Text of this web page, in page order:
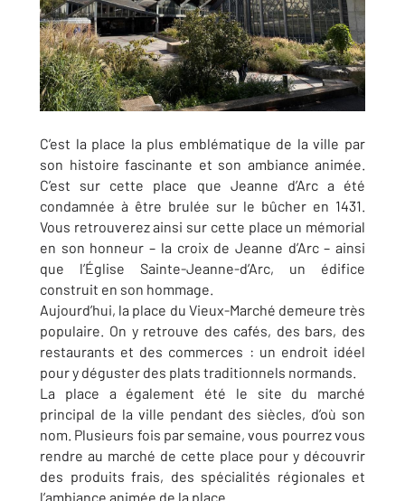
C’est la place la plus emblématique de la ville par
son histoire fascinante et son ambiance animée.
C’est sur cette place que Jeanne d’Arc a été
condamnée à être brulée sur le bûcher en 1431.
Vous retrouverez ainsi sur cette place un mémorial
en son honneur – la croix de Jeanne d’Arc – ainsi
que l’Église Sainte-Jeanne-d’Arc, un édifice
construit en son hommage.
Aujourd’hui, la place du Vieux-Marché demeure très
populaire. On y retrouve des cafés, des bars, des
restaurants et des commerces : un endroit idéel
pour y déguster des plats traditionnels normands.
La place a également été le site du marché
principal de la ville pendant des siècles, d’où son
nom. Plusieurs fois par semaine, vous pourrez vous
rendre au marché de cette place pour y découvrir
des produits frais, des spécialités régionales et
l’ambiance animée de la place.